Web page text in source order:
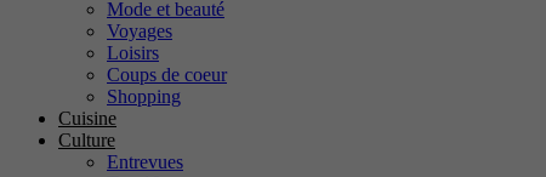
Mode et beauté
Voyages
Loisirs
Coups de coeur
Shopping
Cuisine
Culture
Entrevues